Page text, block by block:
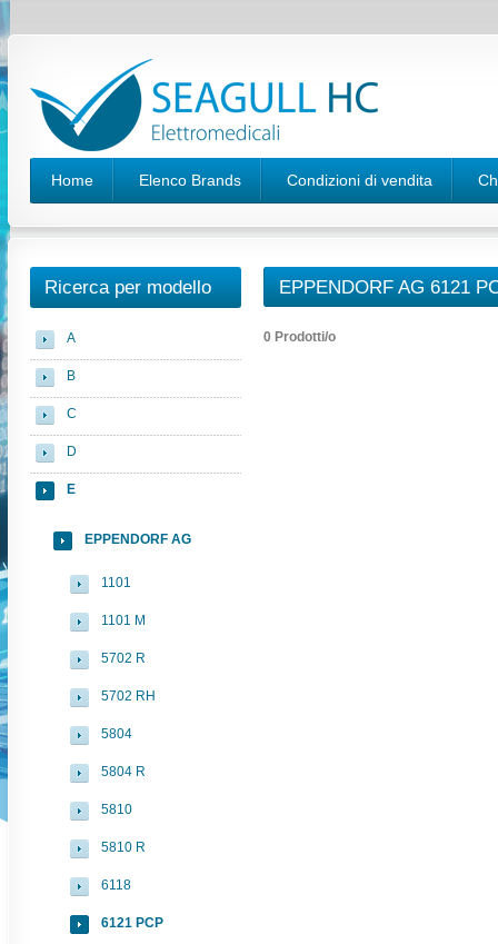
Home Elenco Brands Condizioni di vendita
EPPENDORF AG 6121
0 Prodotti/o
Ricerca per modello
A
B
C
D
E
EPPENDORF AG
1101
1101 M
5702 R
5702 RH
5804
5804 R
5810
5810 R
6118
6121 PCP